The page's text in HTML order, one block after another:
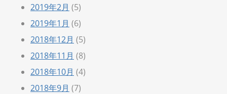
2019年2月 (5)
2019年1月 (6)
2018年12月 (5)
2018年11月 (8)
2018年10月 (4)
2018年9月 (7)